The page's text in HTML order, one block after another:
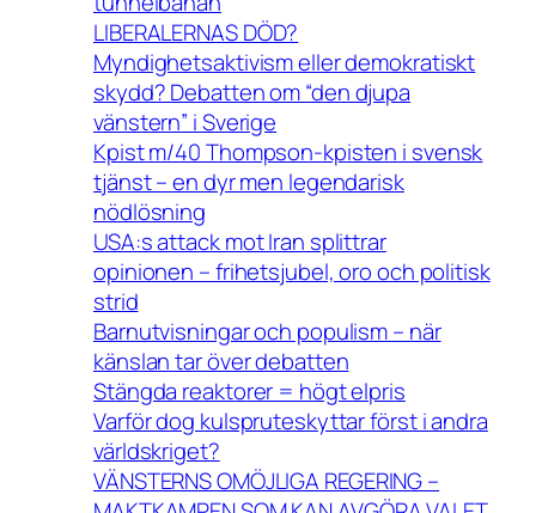
LIBERALERNAS DÖD?
Myndighetsaktivism eller demokratiskt
skydd? Debatten om “den djupa
vänstern” i Sverige
Kpist m/40 Thompson-kpisten i svensk
tjänst – en dyr men legendarisk
nödlösning
USA:s attack mot Iran splittrar
opinionen – frihetsjubel, oro och politisk
strid
Barnutvisningar och populism – när
känslan tar över debatten
Stängda reaktorer = högt elpris
Varför dog kulspruteskyttar först i andra
världskriget?
VÄNSTERNS OMÖJLIGA REGERING –